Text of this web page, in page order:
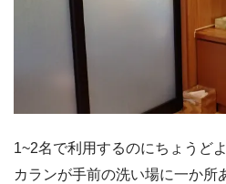
1~2名で利用するのにちょうど
カランが手前の洗い場に一か所